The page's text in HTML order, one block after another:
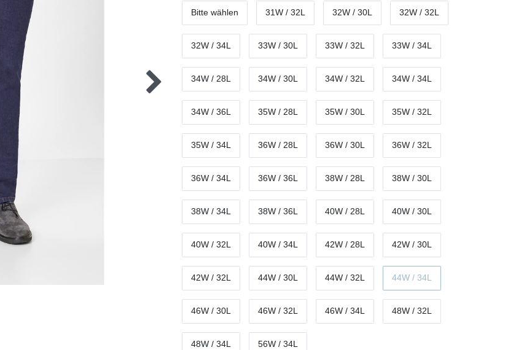
Bitte wählen 31W / 32L 32W / 30L 32W / 32L
32W / 34L 33W / 30L 33W / 32L 33W / 34L
34W / 28L 34W / 30L 34W / 32L 34W / 34L
34W / 36L 35W / 28L 35W / 30L 35W / 32L
35W / 34L 36W / 28L 36W / 30L 36W / 32L
36W / 34L 36W / 36L 38W / 28L 38W / 30L
38W / 34L 38W / 36L 40W / 28L 40W / 30L
40W / 32L 40W / 34L 42W / 28L 42W / 30L
42W / 32L 44W / 30L 44W / 32L 44W / 34L
46W / 30L 46W / 32L 46W / 34L 48W / 32L
48W / 34L 56W / 34L